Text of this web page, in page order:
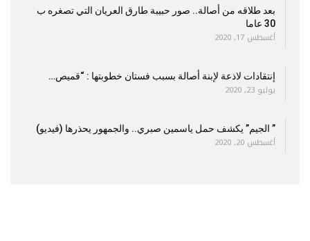
بعد طلاقه من أصالة.. صور حبيبة طارق العريان التي تصغره ب
30 عاما
أغسطس 17, 2020
إنتقادات لاذعة لإبنة أصالة بسبب فستان خطوبتها : “قميص…
يوليو 23, 2020
” الجيم” يكشف حمل ياسمين صبري.. والجمهور يحذرها (فيديو)
أغسطس 20, 2020